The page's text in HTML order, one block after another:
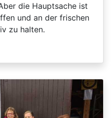
die Hauptsache ist
und an der frischen
zu halten.